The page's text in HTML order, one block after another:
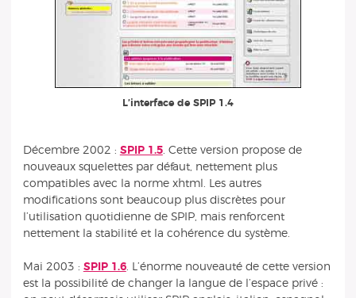
L’interface de SPIP 1.4
Décembre 2002 : SPIP 1.5. Cette version propose de
nouveaux squelettes par défaut, nettement plus
compatibles avec la norme xhtml. Les autres
modifications sont beaucoup plus discrètes pour
l’utilisation quotidienne de SPIP, mais renforcent
nettement la stabilité et la cohérence du système.
Mai 2003 : SPIP 1.6. L’énorme nouveauté de cette version
est la possibilité de changer la langue de l’espace privé :